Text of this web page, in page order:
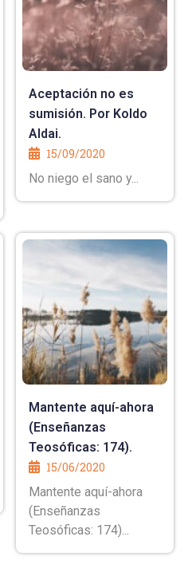
Aceptación no es
sumisión. Por Koldo
Aldai.
15/09/2020
No niego el sano y...
Mantente aquí-ahora
(Enseñanzas
Teosóficas: 174).
15/06/2020
Mantente aquí-ahora
(Enseñanzas
Teosóficas: 174)...